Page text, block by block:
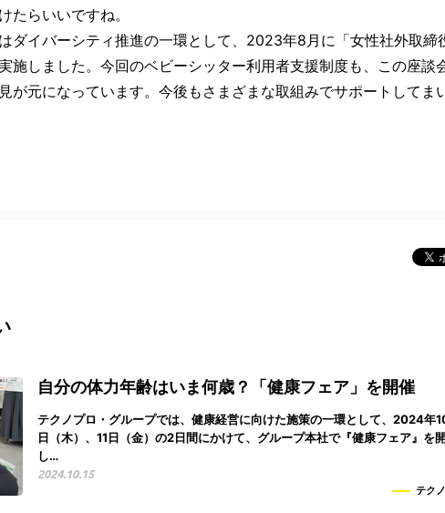
たらいいですね。
ダイバーシティ推進の一環として、2023年8月に「女性社外取締
施しました。今回のベビーシッター利用者支援制度も、この座談
が元になっています。今後もさまざまな取組みでサポートしてま
自分の体力年齢はいま何歳？「健康フェア」を開催
テクノプロ・グループでは、健康経営に向けた施策の一環として、2024年
日（木）、11日（金）の2日間にかけて、グループ本社で『健康フェア』を
し…
2024.10.15
テク